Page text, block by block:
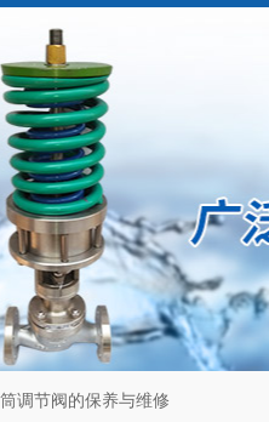
调节阀的保养与维修